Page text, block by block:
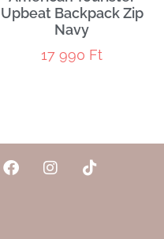
Upbeat Backpack Zip
Navy
17 990 Ft